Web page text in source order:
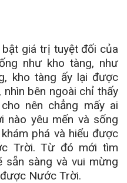
giá trị tuyệt đối của
như kho tàng, như
kho tàng ấy lại được
bên ngoài chỉ thấy
nên chẳng mấy ai
nào yêu mến và sống
phá và hiểu được
Trời. Từ đó mới tìm
sẵn sàng và vui mừng
Nước Trời.